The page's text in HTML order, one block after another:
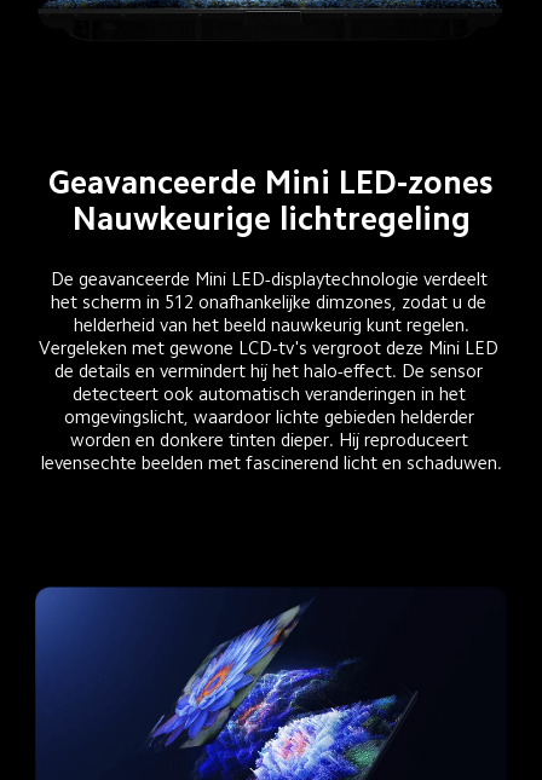
Geavanceerde Mini LED-zones
Nauwkeurige lichtregeling
De geavanceerde Mini LED-displaytechnologie verdeelt
het scherm in 512 onafhankelijke dimzones, zodat u de
helderheid van het beeld nauwkeurig kunt regelen.
Vergeleken met gewone LCD-tv's vergroot deze Mini LED
de details en vermindert hij het halo-effect. De sensor
detecteert ook automatisch veranderingen in het
omgevingslicht, waardoor lichte gebieden helderder
worden en donkere tinten dieper. Hij reproduceert
levensechte beelden met fascinerend licht en schaduwen.